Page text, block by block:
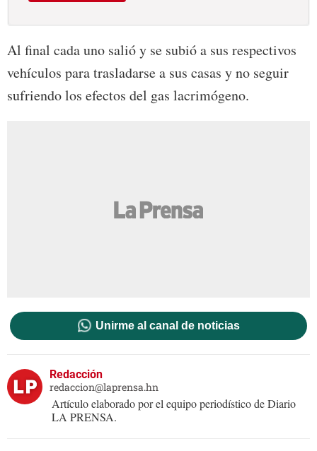
Al final cada uno salió y se subió a sus respectivos
vehículos para trasladarse a sus casas y no seguir
sufriendo los efectos del gas lacrimógeno.
Unirme al canal de noticias
Redacción
redaccion@laprensa.hn
Artículo elaborado por el equipo periodístico de Diario
LA PRENSA.